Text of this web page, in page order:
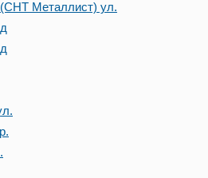
Металлист) ул.